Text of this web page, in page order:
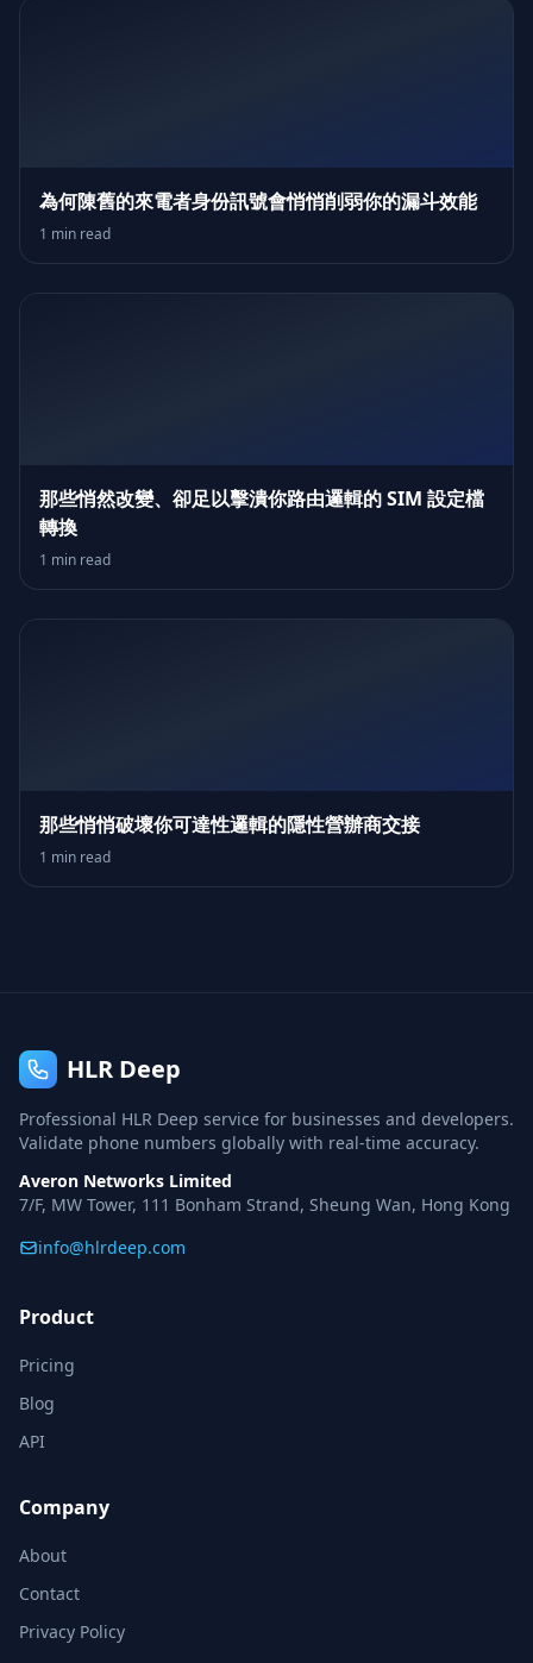
為何陳舊的來電者身份訊號會悄悄削弱你的漏斗效能
1 min read
那些悄然改變、卻足以擊潰你路由邏輯的 SIM 設定檔
轉換
1 min read
那些悄悄破壞你可達性邏輯的隱性營辦商交接
1 min read
HLR Deep
Professional HLR Deep service for businesses and developers.
Validate phone numbers globally with real-time accuracy.
Averon Networks Limited
7/F, MW Tower, 111 Bonham Strand, Sheung Wan, Hong Kong
info@hlrdeep.com
Product
Pricing
Blog
API
Company
About
Contact
Privacy Policy